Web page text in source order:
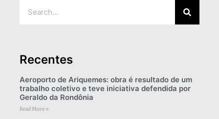
Recentes
Aeroporto de Ariquemes: obra é resultado de um
trabalho coletivo e teve iniciativa defendida por
Geraldo da Rondônia
Read More »